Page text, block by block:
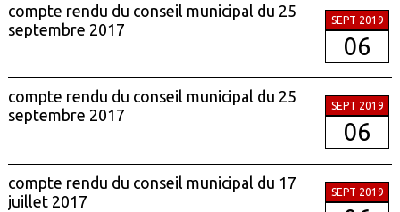
compte rendu du conseil municipal du 25
septembre 2017
SEPT 2019
06
compte rendu du conseil municipal du 25
septembre 2017
SEPT 2019
06
compte rendu du conseil municipal du 17
juillet 2017
SEPT 2019